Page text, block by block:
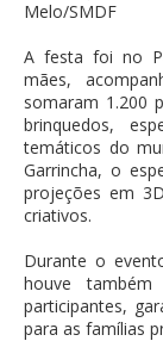
Melo/SMDF
A festa foi no
mães,
somaram 1.200
brinquedos,
temáticos do
Garrincha, o
projeções em
criativos.
Durante o
houve
participantes,
para as famílias